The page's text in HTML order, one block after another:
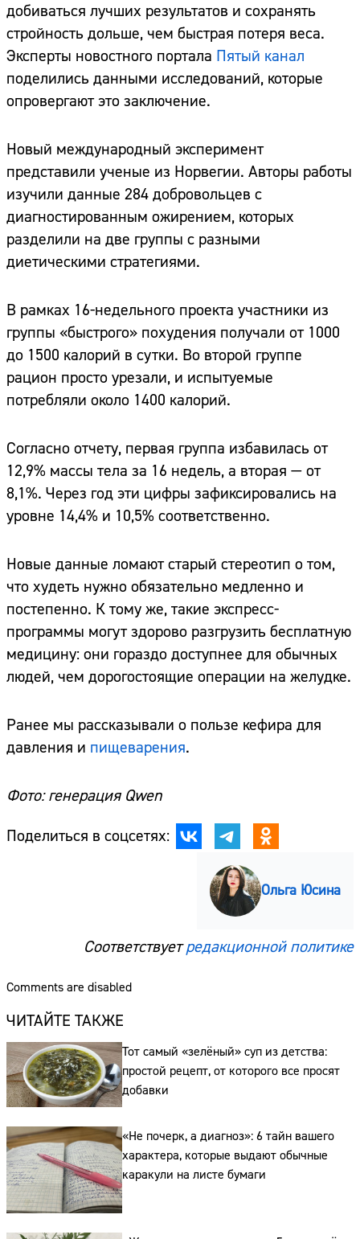
добиваться лучших результатов и сохранять
стройность дольше, чем быстрая потеря веса.
Эксперты новостного портала Пятый канал
поделились данными исследований, которые
опровергают это заключение.
Новый международный эксперимент
представили ученые из Норвегии. Авторы работы
изучили данные 284 добровольцев с
диагностированным ожирением, которых
разделили на две группы с разными
диетическими стратегиями.
В рамках 16-недельного проекта участники из
группы «быстрого» похудения получали от 1000
до 1500 калорий в сутки. Во второй группе
рацион просто урезали, и испытуемые
потребляли около 1400 калорий.
Согласно отчету, первая группа избавилась от
12,9% массы тела за 16 недель, а вторая — от
8,1%. Через год эти цифры зафиксировались на
уровне 14,4% и 10,5% соответственно.
Новые данные ломают старый стереотип о том,
что худеть нужно обязательно медленно и
постепенно. К тому же, такие экспресс-
программы могут здорово разгрузить бесплатную
медицину: они гораздо доступнее для обычных
людей, чем дорогостоящие операции на желудке.
Ранее мы рассказывали о пользе кефира для
давления и пищеварения.
Фото: генерация Qwen
Поделиться в соцсетях:
Ольга Юсина
Соответствуетредакционной политике
Comments are disabled
ЧИТАЙТЕ ТАКЖЕ
Тот самый «зелёный» суп из детства:
простой рецепт, от которого все просят
добавки
«Не почерк, а диагноз»: 6 тайн вашего
характера, которые выдают обычные
каракули на листе бумаги